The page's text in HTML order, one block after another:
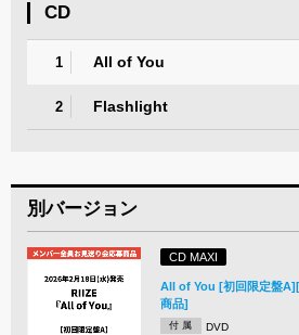
CD
1 All of You
2 Flashlight
別バージョン
CD MAXI
All of You [初回限定盤
商品]
付 属 DVD